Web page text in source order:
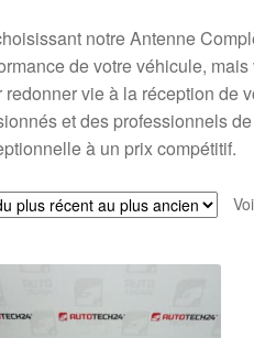
notre Antenne
de votre véhicule,
redonner vie à la réception de
et des professionnels
à un prix compétitif.